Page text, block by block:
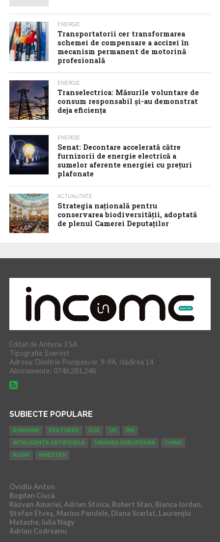
ENERGIE
Transportatorii cer transformarea
schemei de compensare a accizei în
mecanism permanent de motorină
profesională
ENERGIE
Transelectrica: Măsurile voluntare de
consum responsabil şi-au demonstrat
deja eficienţa
ENERGIE
Senat: Decontare accelerată către
furnizorii de energie electrică a
sumelor aferente energiei cu prețuri
plafonate
ACTUALITATE
Strategia națională pentru
conservarea biodiversității, adoptată
de plenul Camerei Deputaților
Editat de Antena 3 SA
Tipografia: Everest
Adresa: Dimitrie Pompeiu nr. 9-9A, clădirea 14
Abonamente: 0746.281.248
SUBIECTE POPULARE
ROMANIA FEATURED SUA UE
INS
INTELIGENTA ARTIFICIALA
UNIUNEA EUROPEANA
CHINA
RUSIA
INVESTIȚII
Ovidiu Anton
Bogdan Ciucă
Răzvan Amariei, Adrian Stoica, Robert Stan, Bianca Iordan,
Ștefan Etveș, Marius Pandele, Diana Scarlat, Laurențiu
Matache, Iulia Nagy
Adrian Codreanu